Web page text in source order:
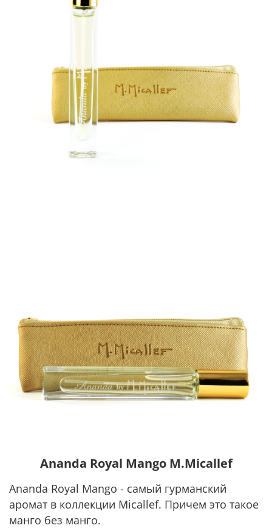
Ananda Royal Mango M.Micallef
Ananda Royal Mango - самый гурманский
аромат в коллекции Micallef. Причем это такое
манго без манго.